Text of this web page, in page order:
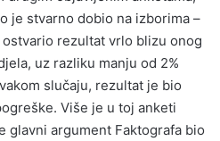
je stvarno dobio na izborima –
rezultat vrlo blizu onog
uz razliku manju od 2%
slučaju, rezultat je bio
Više je u toj anketi
glavni argument Faktografa bio